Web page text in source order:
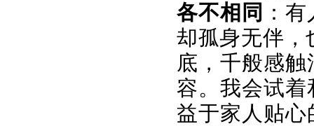
各不相同 ：
却孤身无伴
底，千般感
容。我会试
益于家人贴